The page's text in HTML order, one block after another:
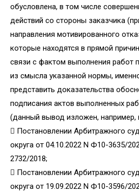
обусловлена, в том числе
действий со стороны заказчика
направления мотивированного
которые находятся в прямой
связи с фактом выполнения работ
из смысла указанной нормы,
представить доказательства
подписания актов выполненных
(данный вывод изложен, например,
 Постановлении Арбитражного
округа от 04.10.2022 N Ф10-3635/
2732/2018;
 Постановлении Арбитражного
округа от 19.09.2022 N Ф10-3596/